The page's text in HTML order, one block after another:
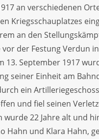
an verschiedenen
Kriegsschauplatzes
an den
vor der Festung Verdun
13. September 1917
seiner Einheit am
ein
und fiel seinen
wurde 22 Jahre alt und
Hahn und Klara Hahn,